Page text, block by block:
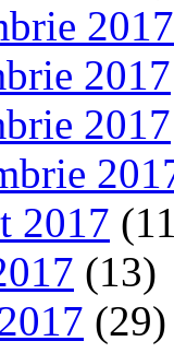
2017
2017
2017
2017
(13)
(29)